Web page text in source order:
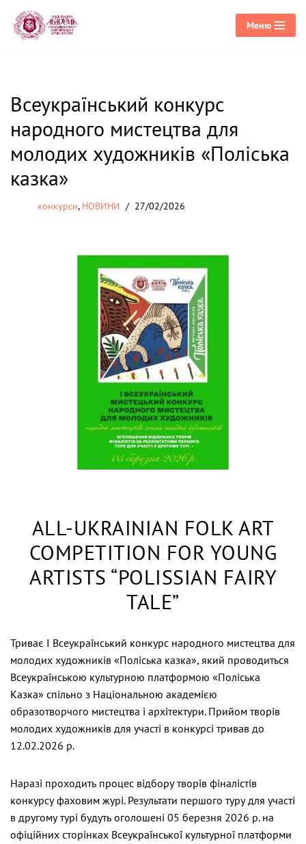
Перейти
Меню
Всеукраїнський конкурс
народного мистецтва для
молодих художників «Поліська
казка»
конкурси, НОВИНИ 27/02/2026
ALL-UKRAINIAN FOLK ART
COMPETITION FOR YOUNG
ARTISTS “POLISSIAN FAIRY
TALE”
Триває I Всеукраїнський конкурс народного мистецтва для
молодих художників «Поліська казка», який проводиться
Всеукраїнською культурною платформою «Поліська
Казка» спільно з Національною академією
образотворчого мистецтва і архітектури. Прийом творів
молодих художників для участі в конкурсі тривав до
12.02.2026 р.
Наразі проходить процес відбору творів фіналістів
конкурсу фаховим журі. Результати першого туру для участі
в другому турі будуть оголошені 05 березня 2026 р. на
офіційних сторінках Всеукраїнської культурної платформи